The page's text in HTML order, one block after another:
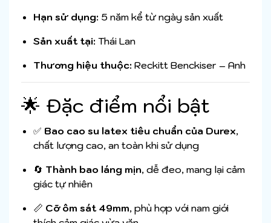
Hạn sử dụng: 5 năm kể từ ngày sản xuất
Sản xuất tại: Thái Lan
Thương hiệu thuộc: Reckitt Benckiser – Anh
🌟 Đặc điểm nổi bật
✅ Bao cao su latex tiêu chuẩn của Durex,
chất lượng cao, an toàn khi sử dụng
🔄 Thành bao láng mịn, dễ đeo, mang lại cảm
giác tự nhiên
📏 Cỡ ôm sát 49mm, phù hợp với nam giới